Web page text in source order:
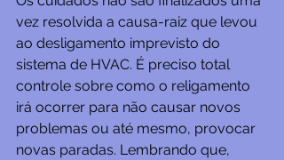
vez resolvida a causa-raiz que levou
ao desligamento imprevisto do
sistema de HVAC. É preciso total
controle sobre como o religamento
irá ocorrer para não causar novos
problemas ou até mesmo, provocar
novas paradas. Lembrando que,